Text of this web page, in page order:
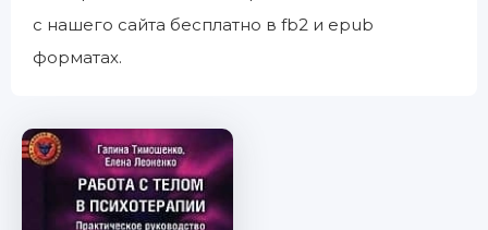
с нашего сайта бесплатно в fb2 и epub
форматах.